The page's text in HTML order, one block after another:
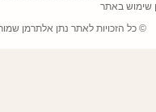
שימוש באתר
© כל הזכויות לאתר נתן אלתרמן